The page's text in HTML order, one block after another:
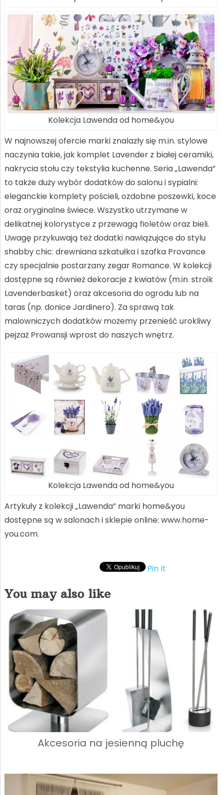
Kolekcja Lawenda od home&you
W najnowszej ofercie marki znalazły się m.in. stylowe
naczynia takie, jak komplet Lavender z białej ceramiki,
nakrycia stołu czy tekstylia kuchenne. Seria „Lawenda”
to także duży wybór dodatków do salonu i sypialni:
eleganckie komplety pościeli, ozdobne poszewki, koce
oraz oryginalne świece. Wszystko utrzymane w
delikatnej kolorystyce z przewagą fioletów oraz bieli.
Uwagę przykuwają też dodatki nawiązujące do stylu
shabby chic: drewniana szkatułka i szafka Provance
czy specjalnie postarzany zegar Romance. W kolekcji
dostępne są również dekoracje z kwiatów (m.in. stroik
Lavenderbasket) oraz akcesoria do ogrodu lub na
taras (np. donice Jardinero). Za sprawą tak
malowniczych dodatków możemy przenieść urokliwy
pejzaż Prowansji wprost do naszych wnętrz.
Kolekcja Lawenda od home&you
Artykuły z kolekcji „Lawenda” marki home&you
dostępne są w salonach i sklepie online: www.home-
you.com.
Pin It
You may also like
Akcesoria na jesienną pluchę